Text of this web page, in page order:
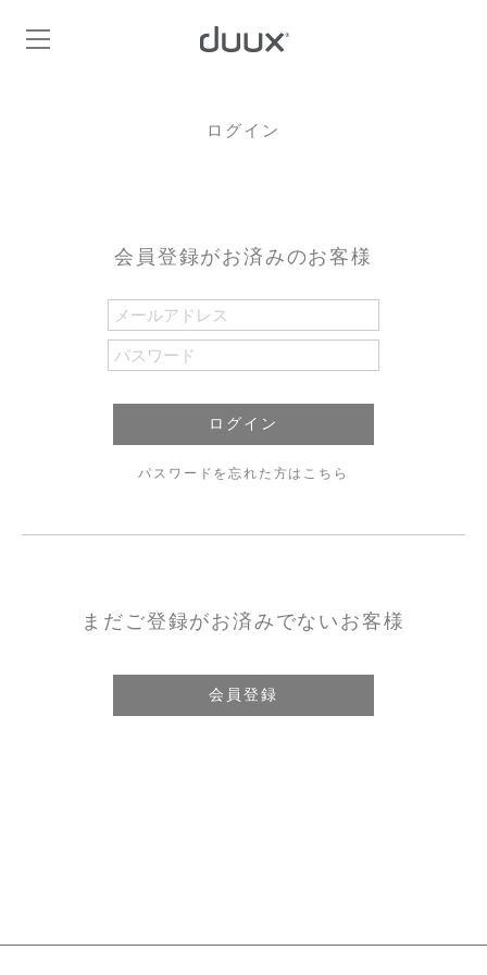
ログイン
会員登録がお済みのお客様
ログイン
パスワードを忘れた方はこちら
まだご登録がお済みでないお客様
会員登録